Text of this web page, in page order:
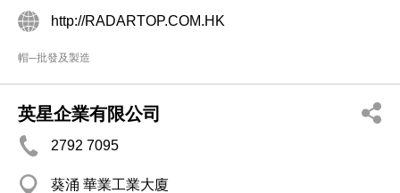
http://RADARTOP.COM.HK
帽─批發及製造
英星企業有限公司
2792 7095
葵涌 華業工業大廈